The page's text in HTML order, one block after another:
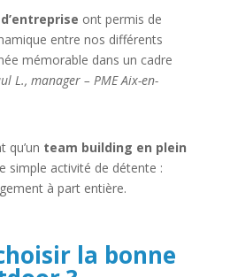
ont permis de
entre nos différents
mémorable dans un cadre
L., manager – PME Aix-en-
qu’un team building en plein
simple activité de détente :
à part entière.
la bonne